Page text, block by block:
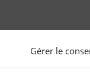
Gérer le